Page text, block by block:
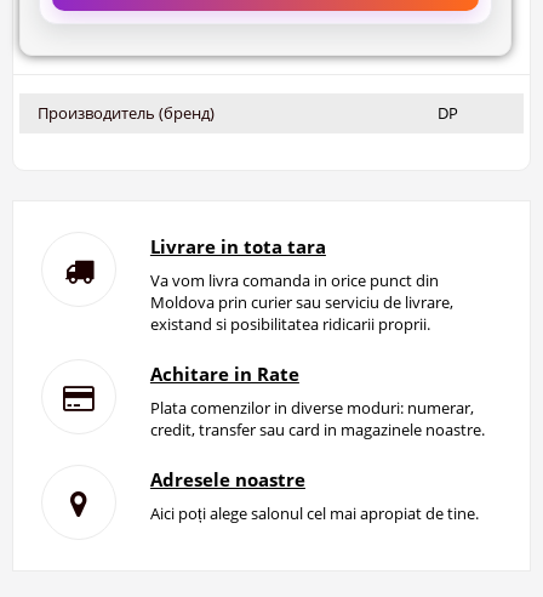
Производитель (бренд) DP
Livrare in tota tara
Va vom livra comanda in orice punct din
Moldova prin curier sau serviciu de livrare,
existand si posibilitatea ridicarii proprii.
Achitare in Rate
Plata comenzilor in diverse moduri: numerar,
credit, transfer sau card in magazinele noastre.
Adresele noastre
Aici poți alege salonul cel mai apropiat de tine.